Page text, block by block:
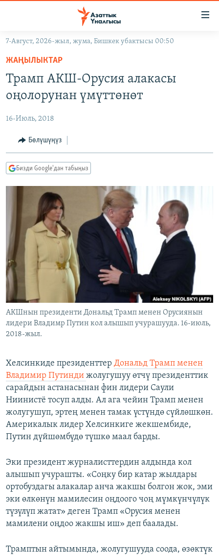
Навигацияга
өтүңүз
Издөөгө
салыңыз
ЭКОНОМИКА
МАДАНИЯТ
ДҮЙНӨ
БОРБОР АЗИЯ
УКРАИНА
АТАЙЫН ИЛИКТӨӨ
ТВ ПРОГРАММАЛАР
ЭКСПЕРТТЕР ТАЛДАЙТ
БИЗ ЖАНА ДҮЙНӨ
ДАНИСТЕ
ЭЖЕ-СИҢДИЛЕР
АЗАТТЫК+
ЫҢГАЙСЫЗ СУРООЛОР
ӨЗГӨЧӨ ПИКИР
Русский
ОНЛАЙН ШЕРИНЕ
ЭЕ/АРнун бардык сайттары
7-Август, 2026-жыл, жума, Бишкек убактысы 00:50
ЖАҢЫЛЫКТАР
Трамп АКШ-Орусия алакасы
оңолорунан үмүттөнөт
16-Июль, 2018
Бөлүшүңүз
Бизди Google'дан табыңыз
АКШнын президенти Дональд Трамп менен Орусиянын
лидери Владимр Путин кол алышып учурашууда. 16-июль,
2018-жыл.
Хелсинкиде президенттер Дональд Трамп менен
Владимир Путинди жолугушуу өтчү президенттик
сарайдын астанасынан фин лидери Саули
Ниинистё тосуп алды. Ал ага чейин Трамп менен
жолугушуп, эртең менен тамак үстүндө сүйлөшкөн.
Америкалык лидер Хелсинкиге жекшембиде,
Путин дүйшөмбүдө түшкө маал барды.
Эки президент журналисттердин алдында кол
алышып учурашты. «Соңку бир катар жылдары
ортобуздагы алакалар анча жакшы болгон жок, эми
эки өлкөнүн мамилесин оңдоого чоң мүмкүнчүлүк
түзүлүп жатат» деген Трамп «Орусия менен
мамилени оңдоо жакшы иш» деп баалады.
Трамптын айтымында, жолугушууда соода, өзөктүк